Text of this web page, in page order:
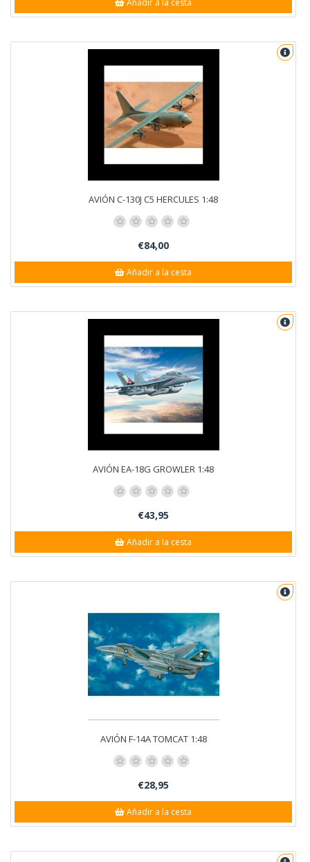
Añadir a la cesta
AVIÓN C-130J C5 HERCULES 1:48
€84,00
Añadir a la cesta
AVIÓN EA-18G GROWLER 1:48
€43,95
Añadir a la cesta
AVIÓN F-14A TOMCAT 1:48
€28,95
Añadir a la cesta